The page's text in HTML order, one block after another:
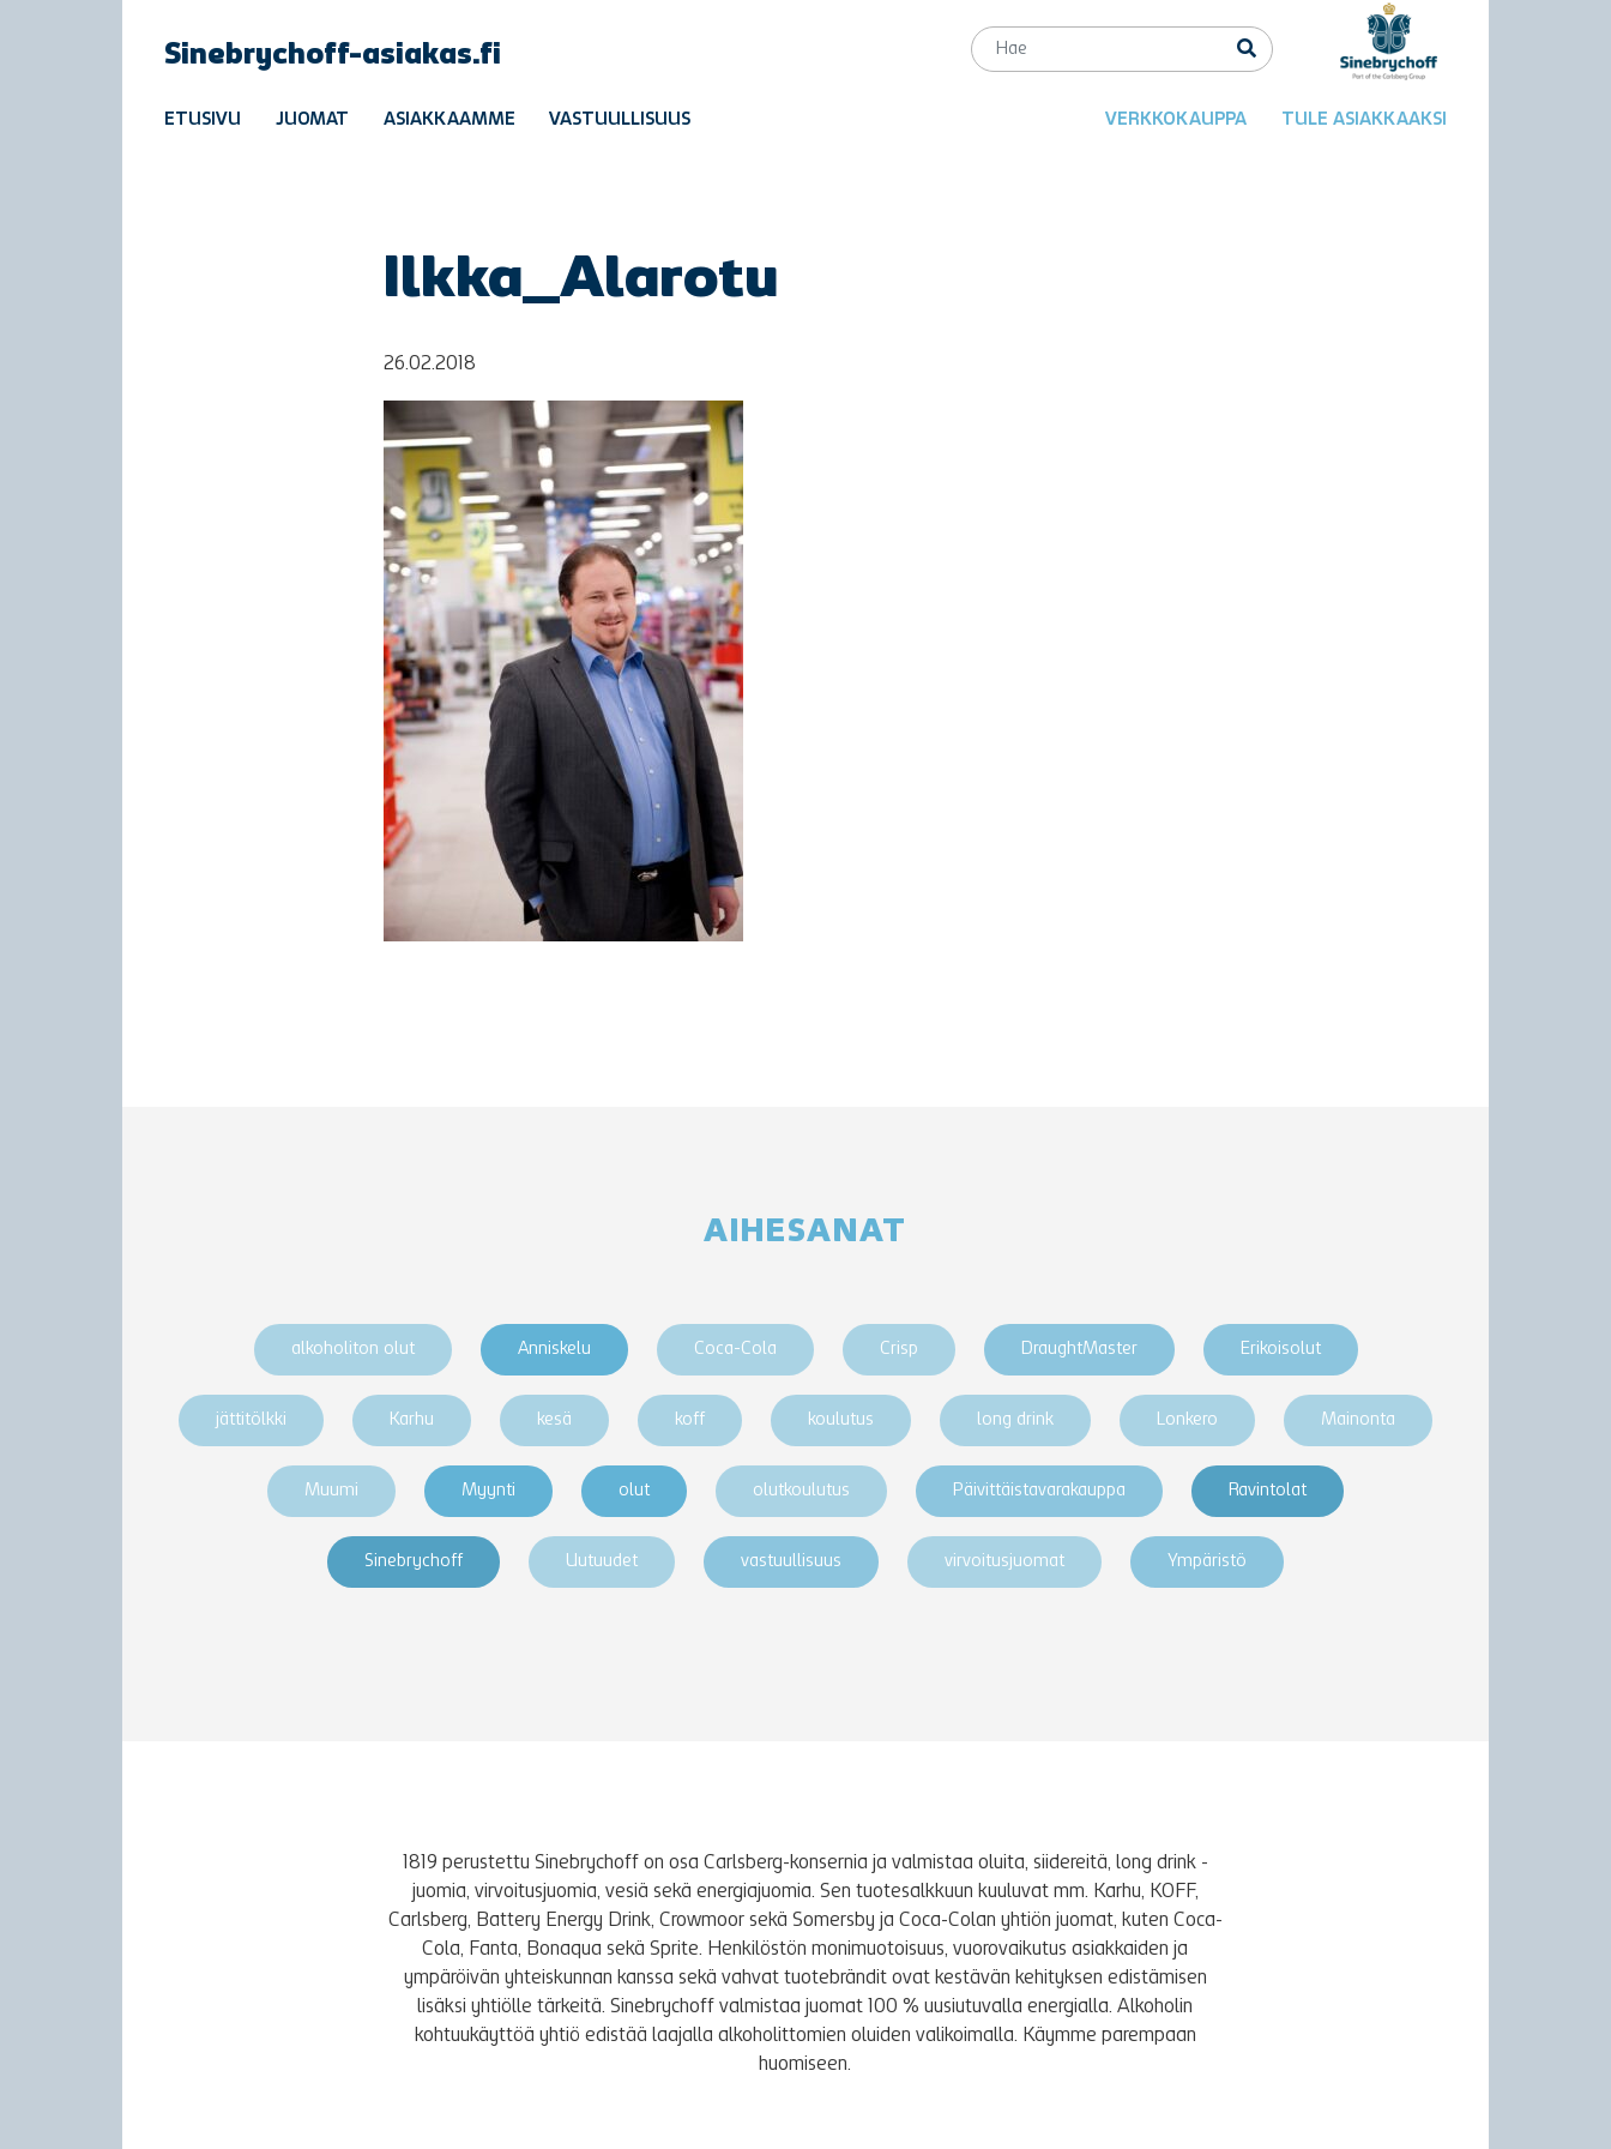
Sinebrychoff-asiakas.fi
ETUSIVU JUOMAT ASIAKKAAMME VASTUULLISUUS VERKKOKAUPPA TULE ASIAKKAAKSI
Ilkka_Alarotu
26.02.2018
AIHESANAT
alkoholiton olut Anniskelu Coca-Cola Crisp DraughtMaster Erikoisolut
jättitölkki Karhu kesä koff koulutus long drink Lonkero Mainonta
Muumi Myynti olut olutkoulutus Päivittäistavarakauppa Ravintolat
Sinebrychoff Uutuudet vastuullisuus virvoitusjuomat Ympäristö
1819 perustettu Sinebrychoff on osa Carlsberg-konsernia ja valmistaa oluita, siidereitä, long drink -
juomia, virvoitusjuomia, vesiä sekä energiajuomia. Sen tuotesalkkuun kuuluvat mm. Karhu, KOFF,
Carlsberg, Battery Energy Drink, Crowmoor sekä Somersby ja Coca-Colan yhtiön juomat, kuten Coca-
Cola, Fanta, Bonaqua sekä Sprite. Henkilöstön monimuotoisuus, vuorovaikutus asiakkaiden ja
ympäröivän yhteiskunnan kanssa sekä vahvat tuotebrändit ovat kestävän kehityksen edistämisen
lisäksi yhtiölle tärkeitä. Sinebrychoff valmistaa juomat 100 % uusiutuvalla energialla. Alkoholin
kohtuukäyttöä yhtiö edistää laajalla alkoholittomien oluiden valikoimalla. Käymme parempaan
huomiseen.